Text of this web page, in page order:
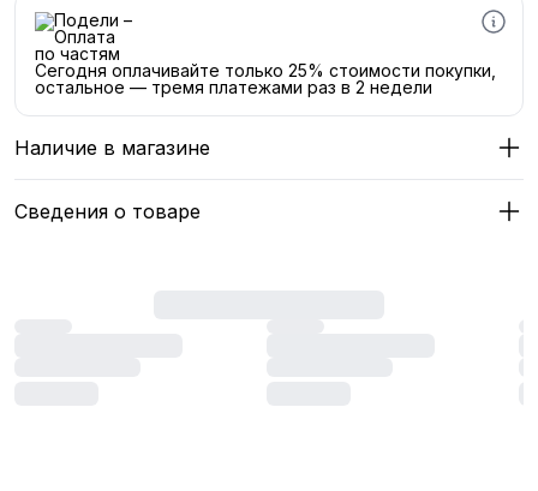
Сегодня оплачивайте только 25% стоимости покупки,
остальное — тремя платежами раз в 2 недели
Наличие в магазине
Сведения о товаре